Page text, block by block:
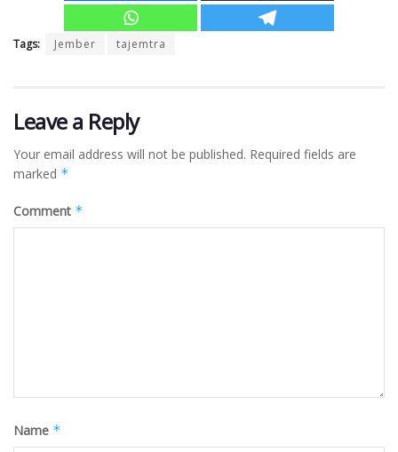
Tags: Jember tajemtra
Leave a Reply
Your email address will not be published. Required fields are
marked *
Comment *
Name *